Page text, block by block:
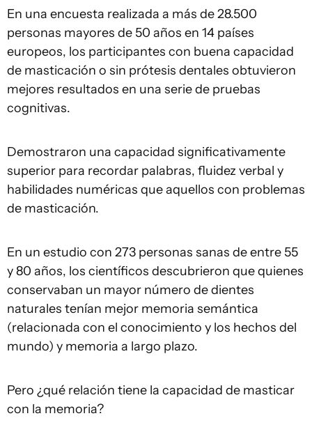
En una encuesta realizada a más de 28.500
personas mayores de 50 años en 14 países
europeos, los participantes con buena capacidad
de masticación o sin prótesis dentales obtuvieron
mejores resultados en una serie de pruebas
cognitivas.
Demostraron una capacidad significativamente
superior para recordar palabras, fluidez verbal y
habilidades numéricas que aquellos con problemas
de masticación.
En un estudio con 273 personas sanas de entre 55
y 80 años, los científicos descubrieron que quienes
conservaban un mayor número de dientes
naturales tenían mejor memoria semántica
(relacionada con el conocimiento y los hechos del
mundo) y memoria a largo plazo.
Pero ¿qué relación tiene la capacidad de masticar
con la memoria?